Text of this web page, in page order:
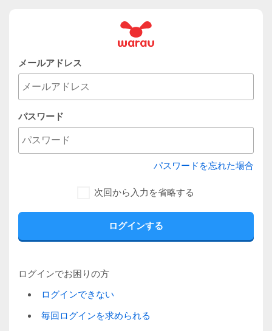
メールアドレス
パスワード
パスワードを忘れた場合
次回から入力を省略する
ログインでお困りの方
ログインできない
毎回ログインを求められる